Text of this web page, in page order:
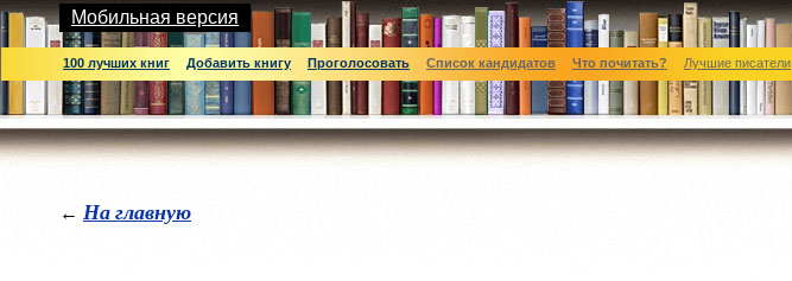
Мобильная версия
100 лучших книг Добавить книгу Проголосовать Список кандидатов Что почитать? Лучшие писатели
← На главную